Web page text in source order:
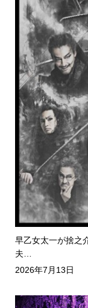
早乙女太一が捨之
夫…
2026年7月13日